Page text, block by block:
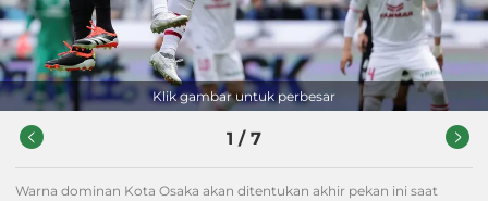
Klik gambar untuk perbesar
1 / 7
Warna dominan Kota Osaka akan ditentukan akhir pekan ini saat